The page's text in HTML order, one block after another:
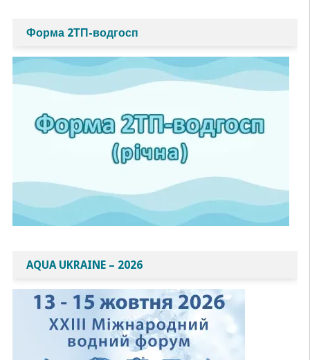
Форма 2ТП-водгосп
AQUA UKRAINE – 2026